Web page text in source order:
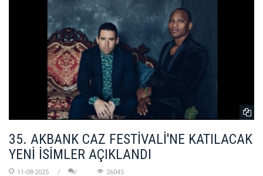
35. AKBANK CAZ FESTİVALİ'NE KATILACAK
YENİ İSİMLER AÇIKLANDI
11-08-2025 26045